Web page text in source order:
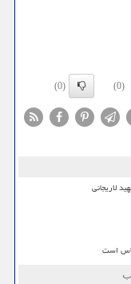
(0)
(0)
لاریجانی
است